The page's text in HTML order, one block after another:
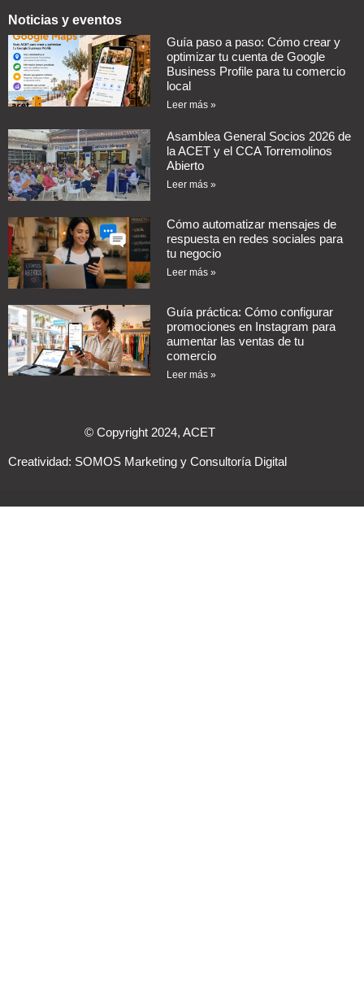
Noticias y eventos
Guía paso a paso: Cómo crear y
optimizar tu cuenta de Google
Business Profile para tu comercio
local
Leer más »
Asamblea General Socios 2026 de
la ACET y el CCA Torremolinos
Abierto
Leer más »
Cómo automatizar mensajes de
respuesta en redes sociales para
tu negocio
Leer más »
Guía práctica: Cómo configurar
promociones en Instagram para
aumentar las ventas de tu
comercio
Leer más »
© Copyright 2024, ACET
Creatividad: SOMOS Marketing y Consultoría Digital